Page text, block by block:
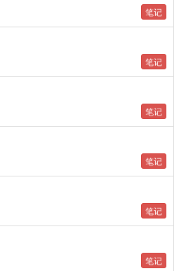
笔记
笔记
笔记
笔记
笔记
笔记